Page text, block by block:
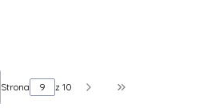
strony z produktami
Strona z 10 Przejdź do